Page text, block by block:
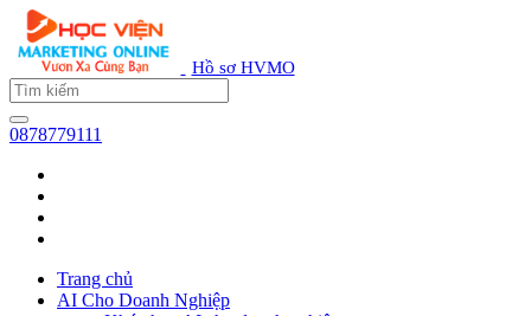
Hồ sơ HVMO
0878779111
Trang chủ
AI Cho Doanh Nghiệp